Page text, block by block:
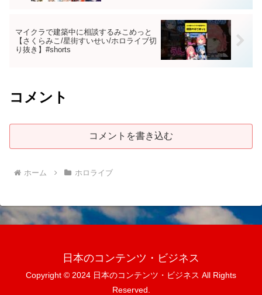
マイクラで建築中に相談するみこめっと
【さくらみこ/星街すいせい/ホロライブ切
り抜き】#shorts
コメント
コメントを書き込む
ホーム ホロライブ
日本のコンテンツ・ビジネス
Copyright © 2024 日本のコンテンツ・ビジネス All Rights
Reserved.